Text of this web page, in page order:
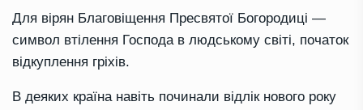
Для вірян Благовіщення Пресвятої Богородиці —
символ втілення Господа в людському світі, початок
відкуплення гріхів.
В деяких країна навіть починали відлік нового року